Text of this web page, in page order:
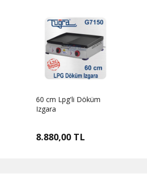
60 cm Lpg'li Döküm
Izgara
8.880,00 TL